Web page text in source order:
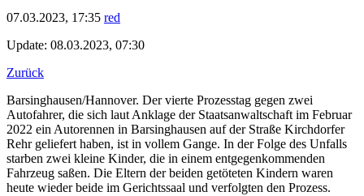
07.03.2023, 17:35 red
Update: 08.03.2023, 07:30
Zurück
Barsinghausen/Hannover. Der vierte Prozesstag gegen zwei
Autofahrer, die sich laut Anklage der Staatsanwaltschaft im Februar
2022 ein Autorennen in Barsinghausen auf der Straße Kirchdorfer
Rehr geliefert haben, ist in vollem Gange. In der Folge des Unfalls
starben zwei kleine Kinder, die in einem entgegenkommenden
Fahrzeug saßen. Die Eltern der beiden getöteten Kindern waren
heute wieder beide im Gerichtssaal und verfolgten den Prozess.